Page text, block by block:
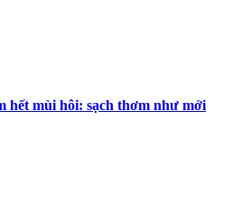
hết mùi hôi: sạch thơm như mới